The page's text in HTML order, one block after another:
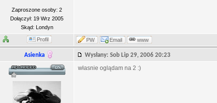
Zaproszone osoby: 2
Dołączył: 19 Wrz 2005
Skąd: Londyn
Profil PW Email www
Asienka Wysłany: Sob Lip 29, 2006 20:23
własnie oglądam na 2 :)